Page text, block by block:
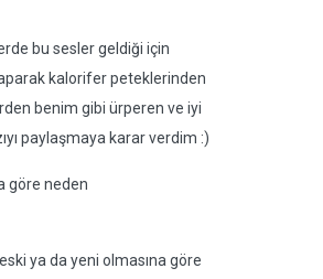
bu sesler geldiği için
kalorifer peteklerinden
benim gibi ürperen ve iyi
paylaşmaya karar verdim :)
göre neden
ya da yeni olmasına göre